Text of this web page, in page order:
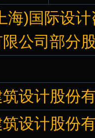
海)国际设
公司部分
设计股份
设计股份